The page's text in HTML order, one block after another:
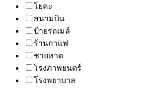
โยคะ
สนามบิน
ป้ายรถเมล์
ร้านกาแฟ
ชายหาด
โรงภาพยนตร์
โรงพยาบาล